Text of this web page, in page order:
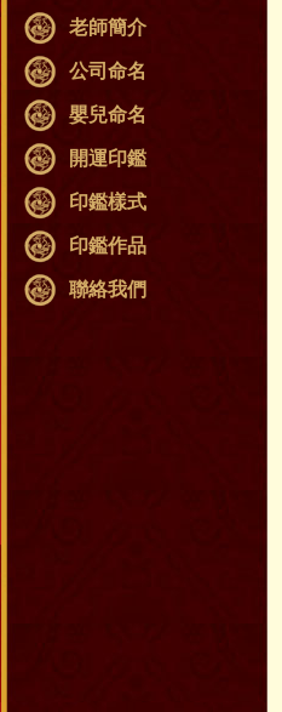
老師簡介
公司命名
嬰兒命名
開運印鑑
印鑑樣式
印鑑作品
聯絡我們